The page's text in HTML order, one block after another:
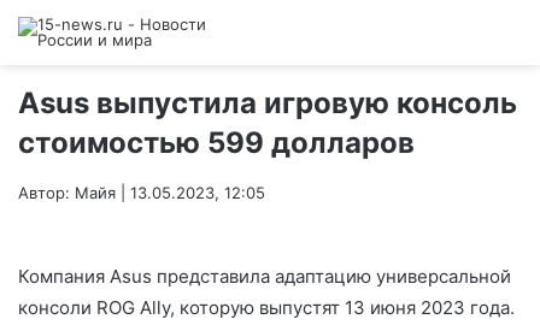
Asus выпустила игровую консоль
стоимостью 599 долларов
Автор: Майя | 13.05.2023, 12:05
Компания Asus представила адаптацию универсальной
консоли ROG Ally, которую выпустят 13 июня 2023 года.